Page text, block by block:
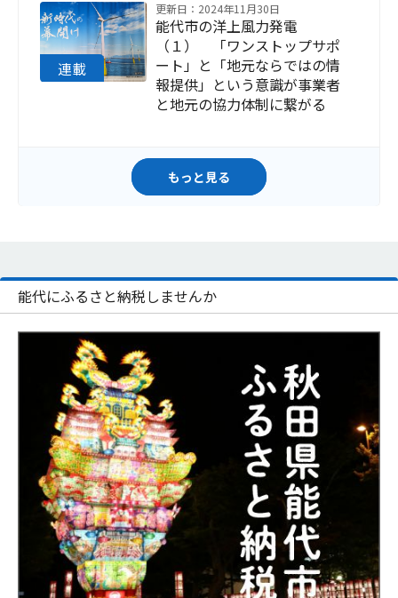
更新日：2024年11月30日
能代市の洋上風力発電
（１） 「ワンストップサポ
ート」と「地元ならではの情
報提供」という意識が事業者
と地元の協力体制に繋がる
もっと見る
能代にふるさと納税しませんか